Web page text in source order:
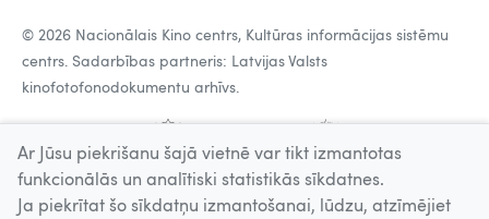
© 2026 Nacionālais Kino centrs, Kultūras informācijas sistēmu
centrs. Sadarbības partneris: Latvijas Valsts
kinofotofonodokumentu arhīvs.
Ar Jūsu piekrišanu šajā vietnē var tikt izmantotas
funkcionālās un analītiski statistikās sīkdatnes.
Ja piekrītat šo sīkdatņu izmantošanai, lūdzu, atzīmējiet